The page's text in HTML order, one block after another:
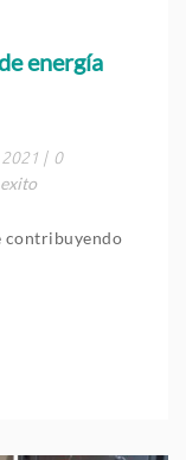
energía
| 0
contribuyendo